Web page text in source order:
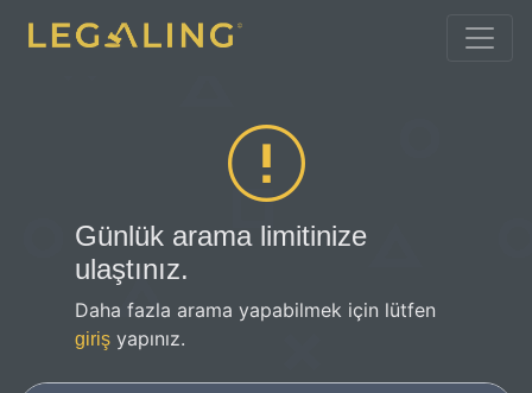
Günlük arama limitinize
ulaştınız.
Daha fazla arama yapabilmek için lütfen
giriş yapınız.